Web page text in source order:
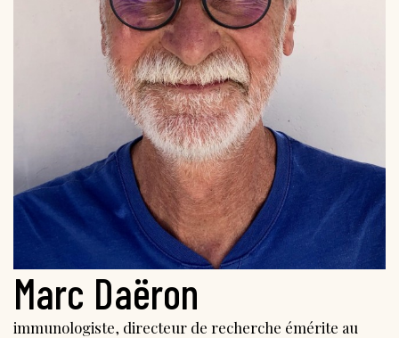
Marc Daëron
immunologiste, directeur de recherche émérite au